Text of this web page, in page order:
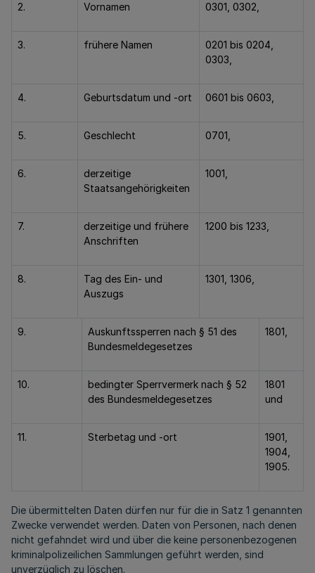
2. Vornamen 0301, 0302,
3. frühere Namen
0201 bis 0204,
0303,
4. Geburtsdatum und -ort 0601 bis 0603,
5. Geschlecht 0701,
6.
derzeitige
Staatsangehörigkeiten
1001,
7.
derzeitige und frühere
Anschriften
1200 bis 1233,
8.
Tag des Ein- und
Auszugs
1301, 1306,
9.
Auskunftssperren nach § 51 des
Bundesmeldegesetzes
1801,
10.
bedingter Sperrvermerk nach § 52
des Bundesmeldegesetzes
1801
und
11. Sterbetag und -ort
1901,
1904,
1905.
Die übermittelten Daten dürfen nur für die in Satz 1 genannten
Zwecke verwendet werden. Daten von Personen, nach denen
nicht gefahndet wird und über die keine personenbezogenen
kriminalpolizeilichen Sammlungen geführt werden, sind
unverzüglich zu löschen.